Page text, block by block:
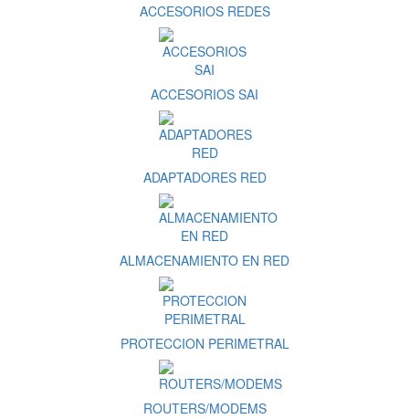
ACCESORIOS REDES
ACCESORIOS SAI
ADAPTADORES RED
ALMACENAMIENTO EN RED
PROTECCION PERIMETRAL
ROUTERS/MODEMS